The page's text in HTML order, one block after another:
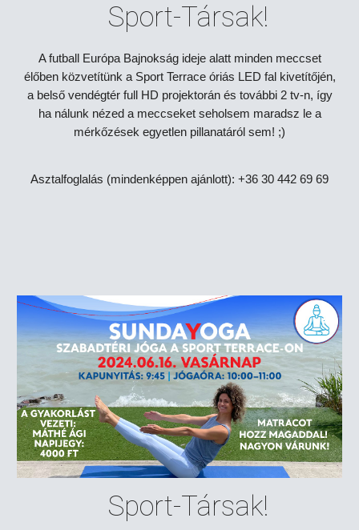
Sport-Társak!
A futball Európa Bajnokság ideje alatt minden meccset
élőben közvetítünk a Sport Terrace óriás LED fal kivetítőjén,
a belső vendégtér full HD projektorán és további 2 tv-n, így
ha nálunk nézed a meccseket seholsem maradsz le a
mérkőzések egyetlen pillanatáról sem! ;)
Asztalfoglalás (mindenképpen ajánlott): +36 30 442 69 69
Sport-Társak!